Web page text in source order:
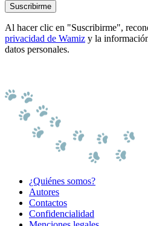
Suscribirme
Al hacer clic en "Suscribirme",
privacidad de Wamiz y la
datos personales.
¿Quiénes somos?
Autores
Contactos
Confidencialidad